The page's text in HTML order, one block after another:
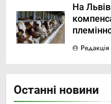
На
Редакція
Останні новини